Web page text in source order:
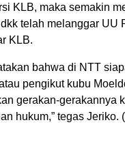
KLB, maka semakin
telah melanggar UU
KLB.
bahwa di NTT
pengikut kubu
gerakan-gerakannya
hukum,” tegas Jeriko.